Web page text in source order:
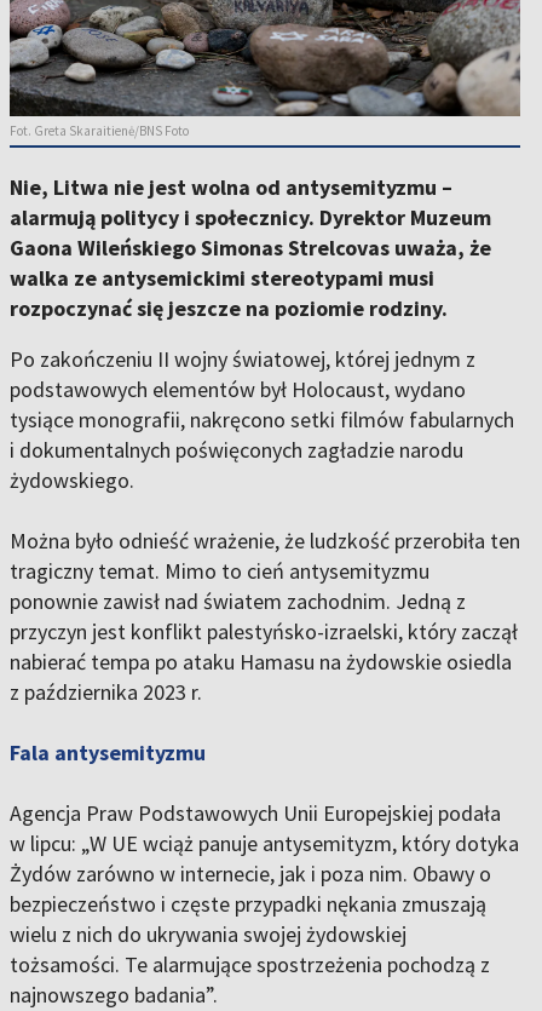
Fot. Greta Skaraitienė/BNS Foto
Nie, Litwa nie jest wolna od antysemityzmu –
alarmują politycy i społecznicy. Dyrektor Muzeum
Gaona Wileńskiego Simonas Strelcovas uważa, że
walka ze antysemickimi stereotypami musi
rozpoczynać się jeszcze na poziomie rodziny.
Po zakończeniu II wojny światowej, której jednym z
podstawowych elementów był Holocaust, wydano
tysiące monografii, nakręcono setki filmów fabularnych
i dokumentalnych poświęconych zagładzie narodu
żydowskiego.
Można było odnieść wrażenie, że ludzkość przerobiła ten
tragiczny temat. Mimo to cień antysemityzmu
ponownie zawisł nad światem zachodnim. Jedną z
przyczyn jest konflikt palestyńsko-izraelski, który zaczął
nabierać tempa po ataku Hamasu na żydowskie osiedla
z października 2023 r.
Fala antysemityzmu
Agencja Praw Podstawowych Unii Europejskiej podała
w lipcu: „W UE wciąż panuje antysemityzm, który dotyka
Żydów zarówno w internecie, jak i poza nim. Obawy o
bezpieczeństwo i częste przypadki nękania zmuszają
wielu z nich do ukrywania swojej żydowskiej
tożsamości. Te alarmujące spostrzeżenia pochodzą z
najnowszego badania”.